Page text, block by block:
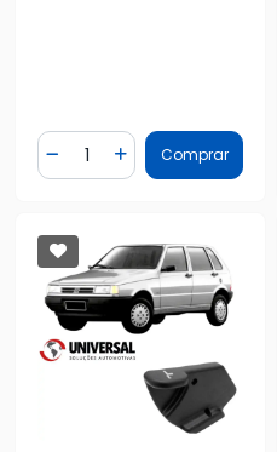
Diminuir Quantidade
Quantidade
Adicionar Quantidade
Comprar